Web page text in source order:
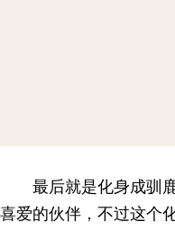
最后就是化身成驯
喜爱的伙伴，不过这个